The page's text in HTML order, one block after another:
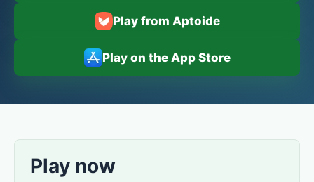
Play from Aptoide
Play on the App Store
Play now